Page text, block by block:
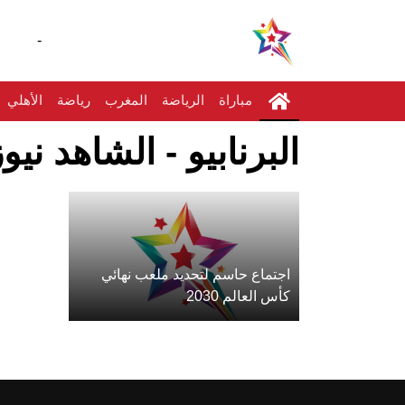
-
مباراة الرياضة المغرب رياضة الأهلي
البرنابيو - الشاهد
اجتماع حاسم لتحديد ملعب نهائي
كأس العالم 2030